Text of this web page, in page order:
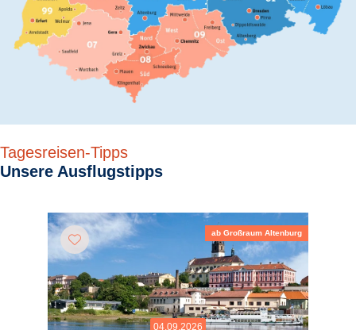
Tagesreisen-Tipps
Unsere Ausflugstipps
ab Großraum Altenburg
04.09.2026